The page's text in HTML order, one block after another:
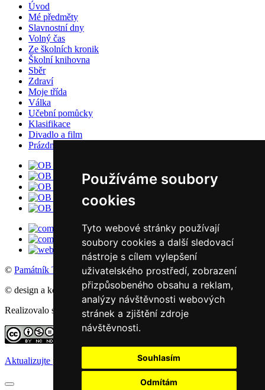
Používáme soubory
cookies
Tyto webové stránky používají
soubory cookies a další sledovací
nástroje s cílem vylepšení
uživatelského prostředí, zobrazení
přizpůsobeného obsahu a reklam,
analýzy návštěvnosti webových
stránek a zjištění zdroje
návštěvnosti.
Souhlasím
Odmítám
Úvod
Mé předměty
Slavnostní dny
Volný čas
Ze školních kronik
Školní knihovna
Sběr
Zdraví
Moje třída
Válka
Učební pomůcky
Klasifikace
Divadlo a film
Prázdniny
© Památník Terezín
, 2016
© design a koncept: agemy s.r.o,Studio ThD, 2011
Realizovalo studio:
WebSite21
Aktualizujte předvolby souborů cookie